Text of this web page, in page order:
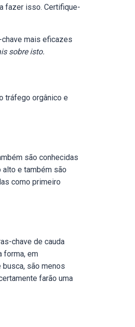
fazer isso. Certifique-
mais eficazes
sobre isto.
tráfego orgânico e
são conhecidas
alto e também são
como primeiro
chave de cauda
forma, em
busca, são menos
farão uma